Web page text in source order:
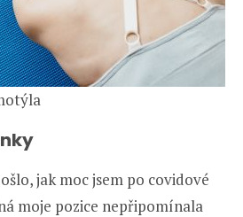
jak moc jsem po covidové
moje pozice nepřipomínala